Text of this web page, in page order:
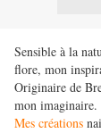
Sensible à la
flore, mon
Originaire de
mon imaginaire.
Mes créations